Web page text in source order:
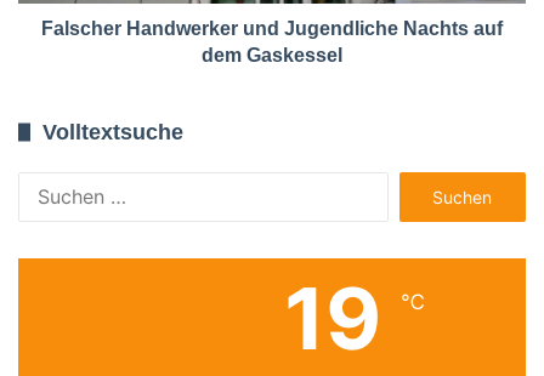
Falscher Handwerker und Jugendliche Nachts auf
dem Gaskessel
Volltextsuche
nach:
19 ℃